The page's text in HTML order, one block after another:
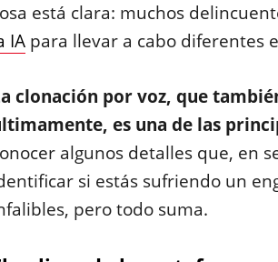
está clara: muchos
IApara llevar a cabo diferentes
clonación por voz, que
es una de las
algunos detalles que, en
si estás sufriendo un
pero todo suma.